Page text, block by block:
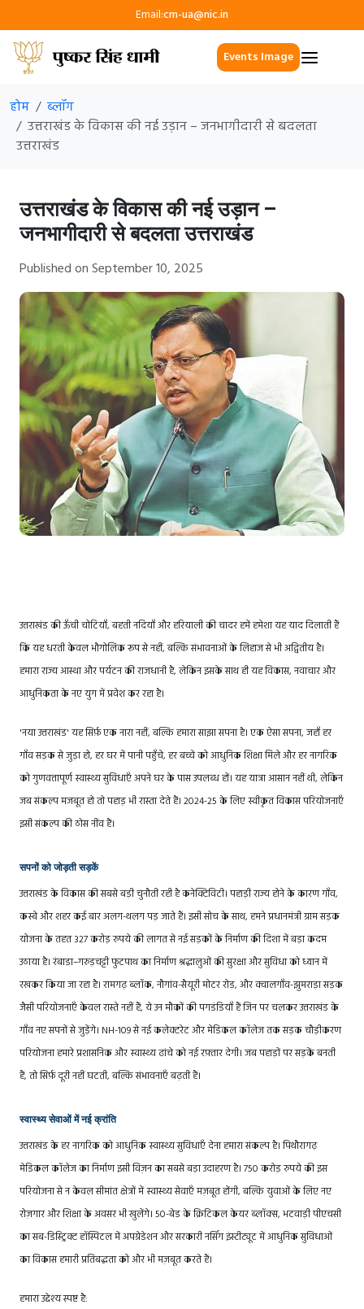
Email:cm-ua@nic.in
Events Image
होम
ब्लॉग
उत्तराखंड के विकास की नई उड़ान – जनभागीदारी से बदलता
उत्तराखंड
उत्तराखंड के विकास की नई उड़ान –
जनभागीदारी से बदलता उत्तराखंड
Published on September 10, 2025
उत्तराखंड की ऊँची चोटियाँ, बहती नदियाँ और हरियाली की चादर हमें हमेशा यह याद दिलाती हैं
कि यह धरती केवल भौगोलिक रूप से नहीं, बल्कि संभावनाओं के लिहाज से भी अद्वितीय है।
हमारा राज्य आस्था और पर्यटन की राजधानी है, लेकिन इसके साथ ही यह विकास, नवाचार और
आधुनिकता के नए युग में प्रवेश कर रहा है।
'नया उत्तराखंड' यह सिर्फ़ एक नारा नहीं, बल्कि हमारा साझा सपना है। एक ऐसा सपना, जहाँ हर
गाँव सड़क से जुड़ा हो, हर घर में पानी पहुँचे, हर बच्चे को आधुनिक शिक्षा मिले और हर नागरिक
को गुणवत्तापूर्ण स्वास्थ्य सुविधाएँ अपने घर के पास उपलब्ध हों। यह यात्रा आसान नहीं थी, लेकिन
जब संकल्प मजबूत हो तो पहाड़ भी रास्ता देते हैं। 2024-25 के लिए स्वीकृत विकास परियोजनाएँ
इसी संकल्प की ठोस नींव हैं।
सपनों को जोड़ती सड़कें
उत्तराखंड के विकास की सबसे बड़ी चुनौती रही है कनेक्टिविटी। पहाड़ी राज्य होने के कारण गाँव,
कस्बे और शहर कई बार अलग-थलग पड़ जाते हैं। इसी सोच के साथ, हमने प्रधानमंत्री ग्राम सड़क
योजना के तहत 327 करोड़ रुपये की लागत से नई सड़कों के निर्माण की दिशा में बड़ा कदम
उठाया है। रंबाडा–गरुड़चट्टी फुटपाथ का निर्माण श्रद्धालुओं की सुरक्षा और सुविधा को ध्यान में
रखकर किया जा रहा है। रामगढ़ ब्लॉक, नौगांव-सैयूरी मोटर रोड, और क्वालगाँव-झुमराड़ा सड़क
जैसी परियोजनाएँ केवल रास्ते नहीं हैं, ये उन मौकों की पगडंडियाँ हैं जिन पर चलकर उत्तराखंड के
गाँव नए सपनों से जुड़ेंगे। NH-109 से नई कलेक्टरेट और मेडिकल कॉलेज तक सड़क चौड़ीकरण
परियोजना हमारे प्रशासनिक और स्वास्थ्य ढांचे को नई रफ़्तार देगी। जब पहाड़ों पर सड़कें बनती
हैं, तो सिर्फ़ दूरी नहीं घटती, बल्कि संभावनाएँ बढ़ती हैं।
स्वास्थ्य सेवाओं में नई क्रांति
उत्तराखंड के हर नागरिक को आधुनिक स्वास्थ्य सुविधाएँ देना हमारा संकल्प है। पिथौरागढ़
मेडिकल कॉलेज का निर्माण इसी विज़न का सबसे बड़ा उदाहरण है। 750 करोड़ रुपये की इस
परियोजना से न केवल सीमांत क्षेत्रों में स्वास्थ्य सेवाएँ मज़बूत होंगी, बल्कि युवाओं के लिए नए
रोज़गार और शिक्षा के अवसर भी खुलेंगे। 50-बेड के क्रिटिकल केयर ब्लॉक्स, भटवाड़ी पीएचसी
का सब-डिस्ट्रिक्ट हॉस्पिटल में अपग्रेडेशन और सरकारी नर्सिंग इंस्टीट्यूट में आधुनिक सुविधाओं
का विकास हमारी प्रतिबद्धता को और भी मज़बूत करते हैं।
हमारा उद्देश्य स्पष्ट है: